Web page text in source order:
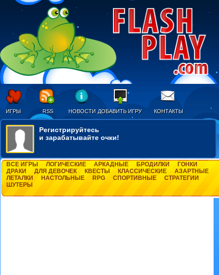
ИГРЫ RSS НОВОСТИ ДОБАВИТЬ ИГРУ КОНТАКТЫ
Регистрируйтесь
и зарабатывайте очки!
ВСЕ ИГРЫ ЛОГИЧЕСКИЕ АРКАДНЫЕ БРОДИЛКИ
ГОНКИ
ДРАКИ
ДЛЯ ДЕВОЧЕК КВЕСТЫ КЛАССИЧЕСКИЕ
АЗАРТНЫЕ
ЛЕТАЛКИ
НАСТОЛЬНЫЕ RPG СПОРТИВНЫЕ
СТРАТЕГИИ
ШУТЕРЫ